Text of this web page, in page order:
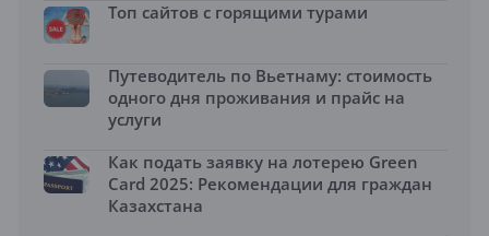
Топ сайтов с горящими турами
Путеводитель по Вьетнаму: стоимость
одного дня проживания и прайс на
услуги
Как подать заявку на лотерею Green
Card 2025: Рекомендации для граждан
Казахстана